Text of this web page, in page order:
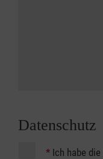
Datenschutz
* Ich habe die